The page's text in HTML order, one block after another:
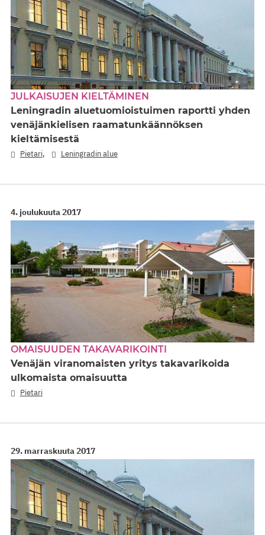
JULKAISUJEN KIELTÄMINEN
Leningradin aluetuomioistuimen raportti yhden
venäjänkielisen raamatunkäännöksen
kieltämisestä
Pietari, Leningradin alue
4. joulukuuta 2017
OMAISUUDEN TAKAVARIKOINTI
Venäjän viranomaisten yritys takavarikoida
ulkomaista omaisuutta
Pietari
29. marraskuuta 2017